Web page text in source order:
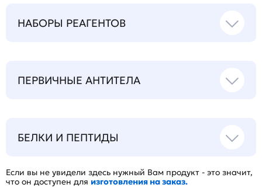
НАБОРЫ РЕАГЕНТОВ
ПЕРВИЧНЫЕ АНТИТЕЛА
БЕЛКИ И ПЕПТИДЫ
Если вы не увидели здесь нужный Вам продукт - это значит,
что он доступен для изготовления на заказ.